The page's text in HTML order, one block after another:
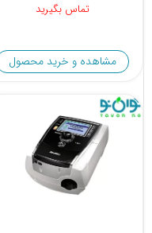
تماس بگیرید
مشاهده و خرید محصول